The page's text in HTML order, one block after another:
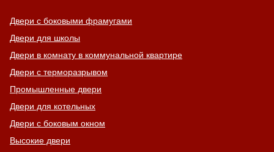
Двери с боковыми фрамугами
Двери для школы
Двери в комнату в коммунальной квартире
Двери с терморазрывом
Промышленные двери
Двери для котельных
Двери с боковым окном
Высокие двери